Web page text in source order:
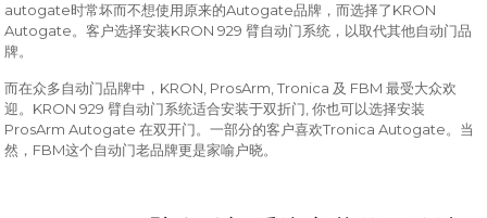
autogate时常坏而不想使用原来的Autogate品牌，而选择了 KRON
Autogate。客户选择安装KRON 929臂自动门系统，以取代其他自动门品
牌。
而在众多自动门品牌中， KRON, ProsArm, Tronica 及 FBM最受大众欢
迎。 KRON 929臂自动门系统适合安装于双折门 ,你也可以选择安装
ProsArm Autogate在双开门。一部分的客户喜欢Tronica Autogate。当
然， FBM这个自动门老品牌更是家喻户晓。